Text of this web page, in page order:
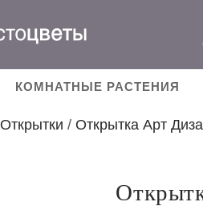
КОМНАТНЫЕ РАСТЕНИЯ
Открытки / Открытка Арт